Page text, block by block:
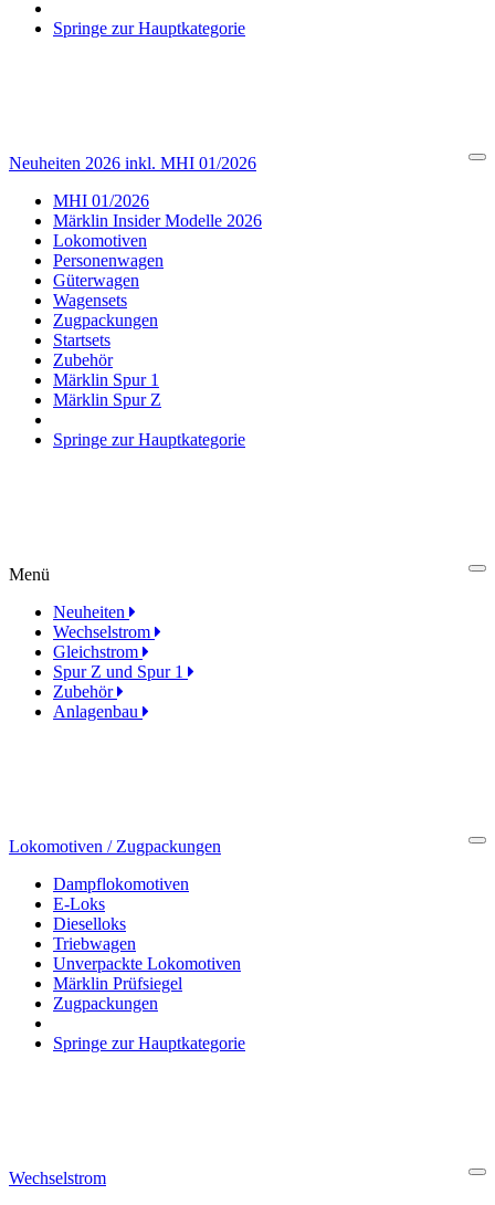
Springe zur Hauptkategorie
Neuheiten 2026 inkl. MHI 01/2026
MHI 01/2026
Märklin Insider Modelle 2026
Lokomotiven
Personenwagen
Güterwagen
Wagensets
Zugpackungen
Startsets
Zubehör
Märklin Spur 1
Märklin Spur Z
Springe zur Hauptkategorie
Menü
Neuheiten
Wechselstrom
Gleichstrom
Spur Z und Spur 1
Zubehör
Anlagenbau
Lokomotiven / Zugpackungen
Dampflokomotiven
E-Loks
Dieselloks
Triebwagen
Unverpackte Lokomotiven
Märklin Prüfsiegel
Zugpackungen
Springe zur Hauptkategorie
Wechselstrom